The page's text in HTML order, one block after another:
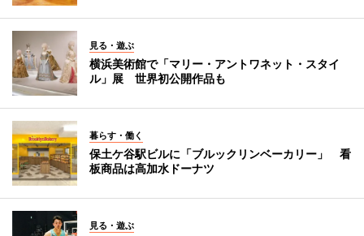
見る・遊ぶ
横浜美術館で「マリー・アントワネット・スタイ
ル」展 世界初公開作品も
暮らす・働く
保土ケ谷駅ビルに「ブルックリンベーカリー」 看
板商品は高加水ドーナツ
見る・遊ぶ